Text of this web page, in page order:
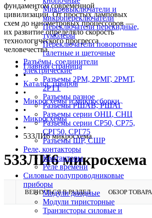
Микровыключатели и
микропереключатели
Переключатели перекидные,
тумблеры
Переключатели поворотные
галетные и щеточные
Разъёмы, соединители
электрические
Разъемы 2РМ, 2РМГ, 2РМТ,
2РТТ
Разъемы разное
Разъемы РШАВ, РШАГ
Разъемы серии ОНЦ, СНЦ
Разъемы серии СР50, СР75,
СРГ50, СРГ75
Разъемы ШР, СШР
Реле, контакторы
Контакторы
Реле времени
Силовые полупроводниковые
приборы
Модули диодные
Модули тиристорные
Транзисторы силовые и
фундаментом современной
цивилизации. От простых ламповых
схем до нанометровых процессоров —
их развитие определяло скорость
технологического прогресса
человечества.
Главная страница
•
Каталог товаров
•
Микросхемы и микросборки
•
Микросхемы
•
533ЛИ6 микросхема
533ЛИ6 микросхема
ВЕРНУТЬСЯ В РАЗДЕЛ ОБЗОР ТОВАРА